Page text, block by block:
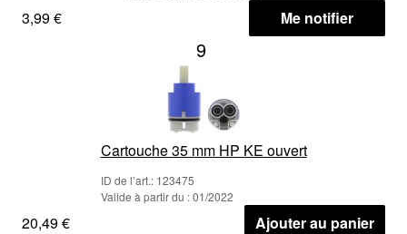
3,99 € Me notifier
9
Cartouche 35 mm HP KE ouvert
ID de l’art.: 123475
Valide à partir du : 01/2022
20,49 € Ajouter au panier